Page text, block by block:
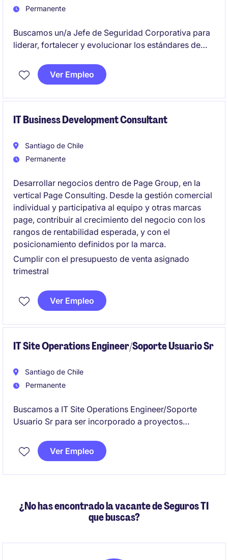
Permanente
Buscamos un/a Jefe de Seguridad Corporativa para
liderar, fortalecer y evolucionar los estándares de
productiva de alta relevancia. El rol combina
liderazgo estratégico, presencia permanente en
Ver Empleo
IT Business Development Consultant
Santiago de Chile
Permanente
Desarrollar negocios dentro de Page Group, en la
vertical Page Consulting. Desde la gestión comercial
individual y participativa al equipo y otras marcas
page, contribuir al crecimiento del negocio con los
rangos de rentabilidad esperada, y con el
posicionamiento definidos por la marca.
Cumplir con el presupuesto de venta asignado
trimestral
Ver Empleo
IT Site Operations Engineer/Soporte Usuario Sr
Santiago de Chile
Permanente
Buscamos a IT Site Operations Engineer/Soporte
Usuario Sr para ser incorporado a proyectos
Ver Empleo
¿No has encontrado la vacante de Seguros TI
que buscas?